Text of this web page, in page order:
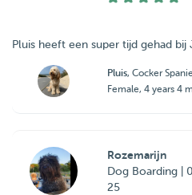
Pluis heeft een super tijd gehad bij
Pluis, Cocker
Female, 4 years 4
Rozemarijn
Dog Boarding |
25